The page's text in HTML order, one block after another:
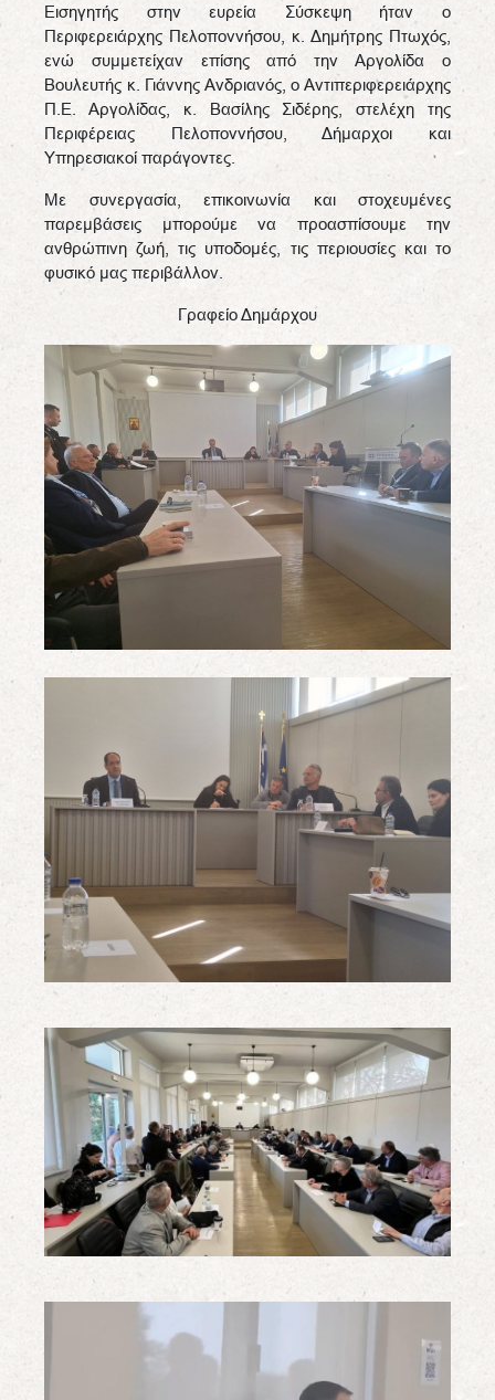
Εισηγητής στην ευρεία Σύσκεψη ήταν ο
Περιφερειάρχης Πελοποννήσου, κ. Δημήτρης Πτωχός,
ενώ συμμετείχαν επίσης από την Αργολίδα ο
Βουλευτής κ. Γιάννης Ανδριανός, ο Αντιπεριφερειάρχης
Π.Ε. Αργολίδας, κ. Βασίλης Σιδέρης, στελέχη της
Περιφέρειας Πελοποννήσου, Δήμαρχοι και
Υπηρεσιακοί παράγοντες.
Με συνεργασία, επικοινωνία και στοχευμένες
παρεμβάσεις μπορούμε να προασπίσουμε την
ανθρώπινη ζωή, τις υποδομές, τις περιουσίες και το
φυσικό μας περιβάλλον.
Γραφείο Δημάρχου